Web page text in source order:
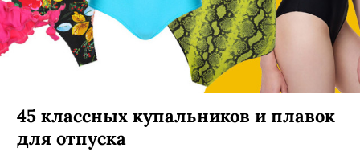
45 классных купальников и плавок
для отпуска